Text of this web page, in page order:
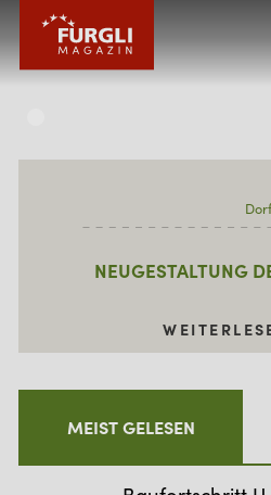
FAMILIENHOTEL
FURGLER
KINDER
NEUGESTALTUNG
MEIST GELESEN